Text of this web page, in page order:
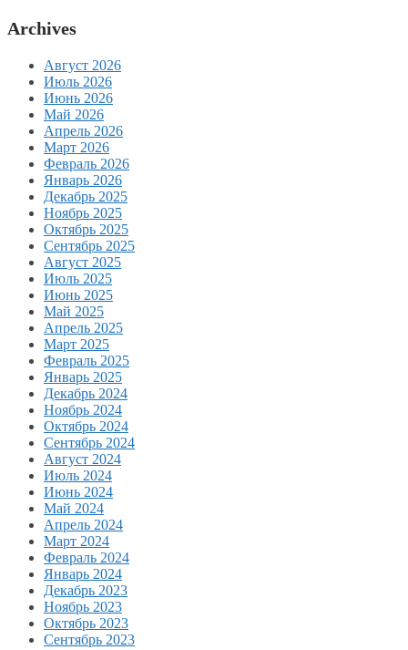
Archives
Август 2026
Июль 2026
Июнь 2026
Май 2026
Апрель 2026
Март 2026
Февраль 2026
Январь 2026
Декабрь 2025
Ноябрь 2025
Октябрь 2025
Сентябрь 2025
Август 2025
Июль 2025
Июнь 2025
Май 2025
Апрель 2025
Март 2025
Февраль 2025
Январь 2025
Декабрь 2024
Ноябрь 2024
Октябрь 2024
Сентябрь 2024
Август 2024
Июль 2024
Июнь 2024
Май 2024
Апрель 2024
Март 2024
Февраль 2024
Январь 2024
Декабрь 2023
Ноябрь 2023
Октябрь 2023
Сентябрь 2023